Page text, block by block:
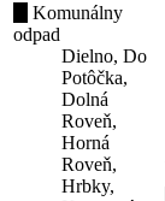
Komunálny
odpad
Dielno, Do
Potôčka,
Dolná
Roveň,
Horná
Roveň,
Hrbky,